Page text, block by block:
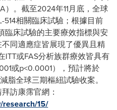
）。截至2024年11月底，全球
相關臨床試驗；根據目前
臨床試驗的主要療效指標與安
同適應症皆展現了優異且精
或FAS分析族群療效皆具有
或p<0.0001），預計將於
脂全球三期樞紐試驗收案。
訪康霈官網：
research/15/